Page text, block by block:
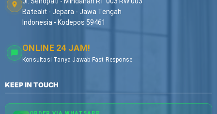
Batealit - Jepara - Jawa Tengah
Indonesia - Kodepos 59461
ONLINE 24 JAM!
Konsultasi Tanya Jawab Fast Response
KEEP IN TOUCH